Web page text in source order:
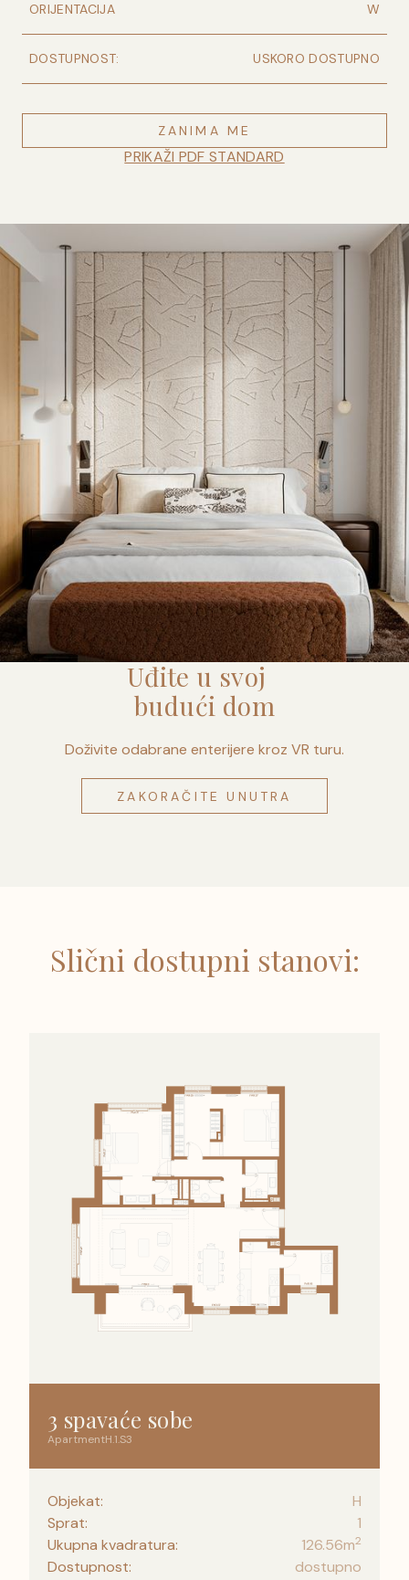
ORIJENTACIJA W
DOSTUPNOST: USKORO DOSTUPNO
ZANIMA ME
PRIKAŽI PDF STANDARD
Uđite u svoj
budući dom
Doživite odabrane enterijere kroz VR turu.
ZAKORAČITE UNUTRA
Slični dostupni stanovi:
3 spavaće sobe
ApartmentH.1.S3
Objekat:
H
Sprat:
1
Ukupna kvadratura:
126.56m2
Dostupnost: dostupno